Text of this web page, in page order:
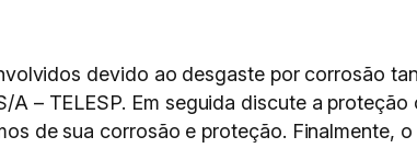
devido ao desgaste por corrosão
– TELESP. Em seguida discute a
de sua corrosão e proteção. Finalmente,